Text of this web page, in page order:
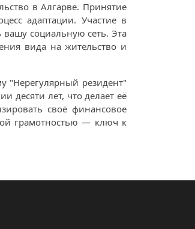
в Алгарве. Принятие
адаптации. Участие в
социальную сеть. Эта
вида на жительство и
"Нерегулярный резидент"
десяти лет, что делает её
своё финансовое
грамотностью — ключ к